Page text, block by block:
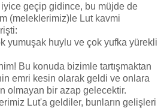
geçip gidince, bu müjde de
(meleklerimiz)le Lut kavmi
yumuşak huylu ve çok yufka yürekli
Bu konuda bizimle tartışmaktan
emri kesin olarak geldi ve onlara
olmayan bir azap gelecektir.
Lut'a geldiler, bunların gelişleri